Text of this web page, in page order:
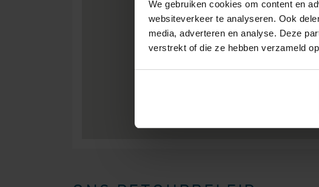
We gebruiken cookies om content en
websiteverkeer te analyseren. Ook
media, adverteren en analyse. Deze
verstrekt of die ze hebben verzameld